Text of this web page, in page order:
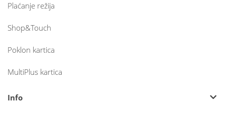
Plaćanje režija
Shop&Touch
Poklon kartica
MultiPlus kartica
Info